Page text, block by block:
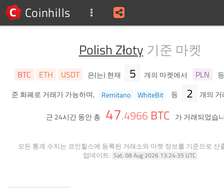
Coinhills
Polish Złoty 기준 마켓
BTC ETH USDT 은(는) 현재 5 개의 마켓에서 PLN
준 화폐로 거래가 가능하며,
Remitano WhiteBit 등 2 개의
근 24시간 동안 총 47.4966 BTC 가 거래되었습
모든 통계 수치는 코인힐스에 등록된 거래소와 마켓 정보를 기준으로 산
업데이트: Sat, 08 Aug 2026 13:24:35 UTC